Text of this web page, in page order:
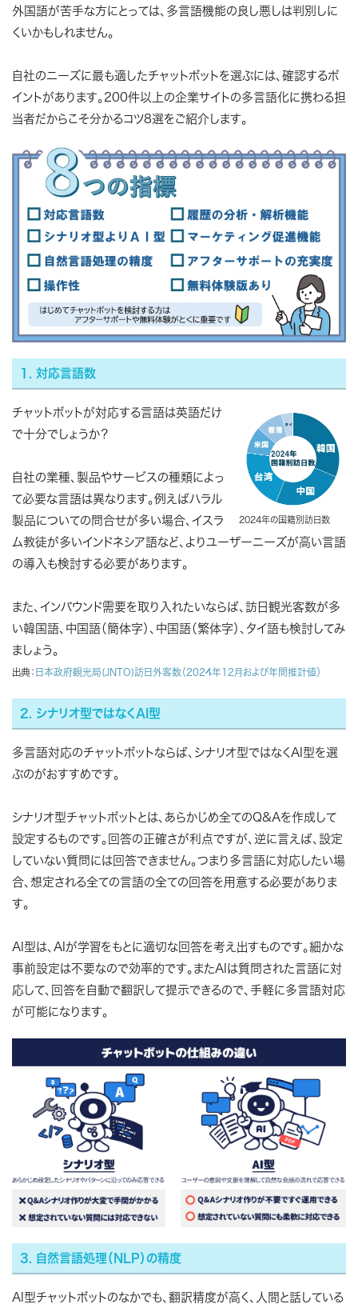
外国語が苦手な方にとっては、多言語機能の良し悪しは判別しに
くいかもしれません。
自社のニーズに最も適したチャットボットを選ぶには、確認するポ
イントがあります。200件以上の企業サイトの多言語化に携わる担
当者だからこそ分かるコツ8選をご紹介します。
1. 対応言語数
2024年の国籍別訪日数
チャットボットが対応する言語は英語だけ
で十分でしょうか？
自社の業種、製品やサービスの種類によっ
て必要な言語は異なります。例えばハラル
製品についての問合せが多い場合、イスラ
ム教徒が多いインドネシア語など、よりユーザーニーズが高い言語
の導入も検討する必要があります。
また、インバウンド需要を取り入れたいならば、訪日観光客数が多
い韓国語、中国語（簡体字）、中国語（繁体字）、タイ語も検討してみ
ましょう。
出典： 日本政府観光局(JNTO)訪日外客数（2024年12月および年間推計値）
2. シナリオ型ではなくAI型
多言語対応のチャットボットならば、シナリオ型ではなくAI型を選
ぶのがおすすめです。
シナリオ型チャットボットとは、あらかじめ全てのQ&Aを作成して
設定するものです。回答の正確さが利点ですが、逆に言えば、設定
していない質問には回答できません。つまり多言語に対応したい場
合、想定される全ての言語の全ての回答を用意する必要がありま
す。
AI型は、AIが学習をもとに適切な回答を考え出すものです。細かな
事前設定は不要なので効率的です。またAIは質問された言語に対
応して、回答を自動で翻訳して提示できるので、手軽に多言語対応
が可能になります。
3. 自然言語処理（NLP）の精度
AI型チャットボットのなかでも、翻訳精度が高く、人間と話している